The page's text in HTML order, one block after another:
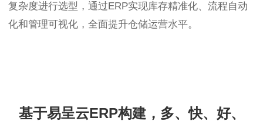
复杂度进行选型，通过ERP实现库存精准化、流程自动
化和管理可视化，全面提升仓储运营水平。
基于易呈云ERP构建，多、快、好、